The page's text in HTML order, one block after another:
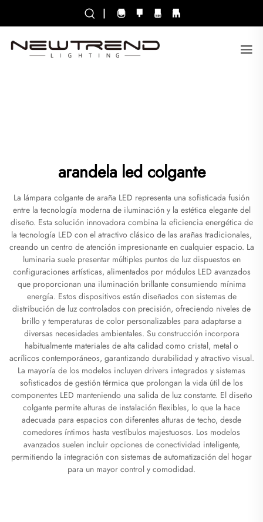
|
arandela led colgante
La lámpara colgante de araña LED representa una sofisticada fusión
entre la tecnología moderna de iluminación y la estética elegante del
diseño. Esta solución innovadora combina la eficiencia energética de
la tecnología LED con el atractivo clásico de las arañas tradicionales,
creando un centro de atención impresionante en cualquier espacio. La
luminaria suele presentar múltiples puntos de luz dispuestos en
configuraciones artísticas, alimentados por módulos LED avanzados
que proporcionan una iluminación brillante consumiendo mínima
energía. Estos dispositivos están diseñados con sistemas de
distribución de luz controlados con precisión, ofreciendo niveles de
brillo y temperaturas de color personalizables para adaptarse a
diversas necesidades ambientales. Su construcción incorpora
habitualmente materiales de alta calidad como cristal, metal o
acrílicos contemporáneos, garantizando durabilidad y atractivo visual.
La mayoría de los modelos incluyen drivers integrados y sistemas
sofisticados de gestión térmica que prolongan la vida útil de los
componentes LED manteniendo una salida de luz constante. El diseño
colgante permite alturas de instalación flexibles, lo que la hace
adecuada para espacios con diferentes alturas de techo, desde
comedores íntimos hasta vestíbulos majestuosos. Los modelos
avanzados suelen incluir opciones de conectividad inteligente,
permitiendo la integración con sistemas de automatización del hogar
para un mayor control y comodidad.